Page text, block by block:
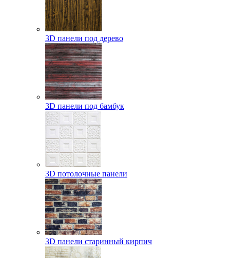
3D панели под дерево
3D панели под бамбук
3D потолочные панели
3D панели старинный кирпич